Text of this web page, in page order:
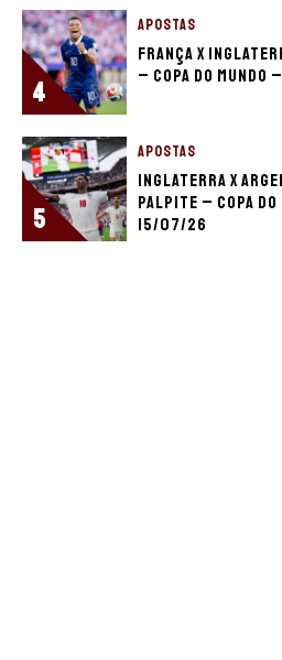
4
APOSTAS
França x
– Copa do Mundo
5
APOSTAS
Inglaterra x
palpite – Copa do
15/07/26